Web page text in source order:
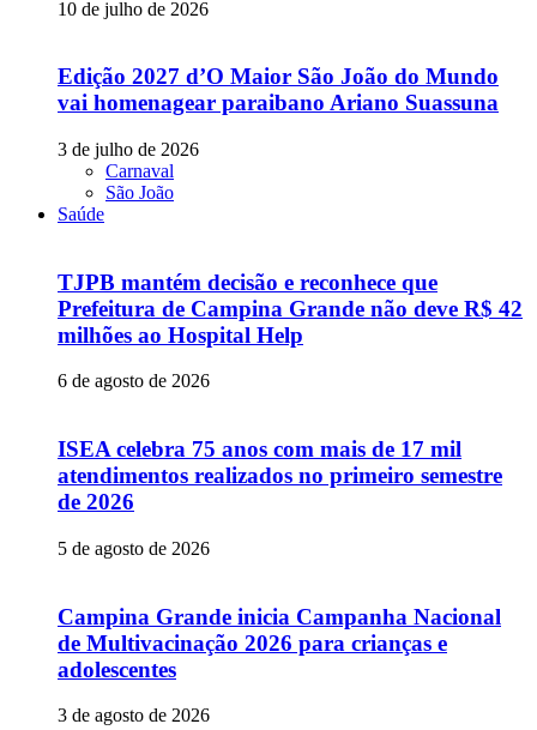
10 de julho de 2026
Edição 2027 d’O Maior São João do Mundo
vai homenagear paraibano Ariano Suassuna
3 de julho de 2026
Carnaval
São João
Saúde
TJPB mantém decisão e reconhece que
Prefeitura de Campina Grande não deve R$ 42
milhões ao Hospital Help
6 de agosto de 2026
ISEA celebra 75 anos com mais de 17 mil
atendimentos realizados no primeiro semestre
de 2026
5 de agosto de 2026
Campina Grande inicia Campanha Nacional
de Multivacinação 2026 para crianças e
adolescentes
3 de agosto de 2026